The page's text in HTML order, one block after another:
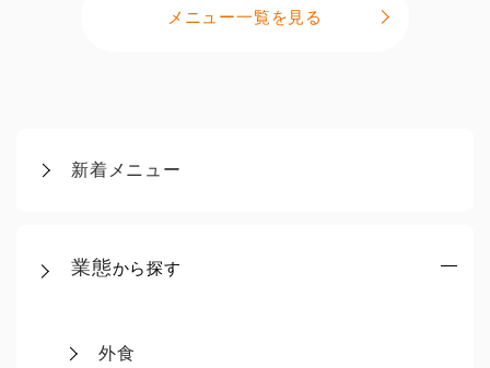
新着メニュー
業態から探す
外食
メニュー一覧を見る